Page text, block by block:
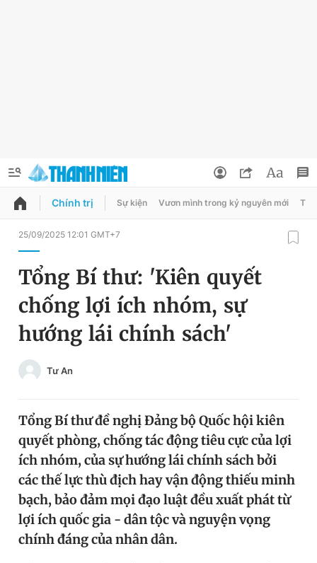
QUẢNG CÁO ĐẶT BÁO
Chuyên mục
Chuyên mục khác
Chào ngày mới
Tin thị trường
Video Magazine
Sản phẩm khác
Tiện ích Bạn cần biết
Đổi mật khẩu
Tin đã lưu
Tin đã xem
Chính trị Sự kiện Vươn mình trong kỷ nguyên mới
25/09/2025 12:01 GMT+7
Tổng Bí thư: 'Kiên quyết
chống lợi ích nhóm, sự
hướng lái chính sách'
Tư An
Tổng Bí thư đề nghị Đảng bộ Quốc hội kiên
quyết phòng, chống tác động tiêu cực của lợi
ích nhóm, của sự hướng lái chính sách bởi
các thế lực thù địch hay vận động thiếu minh
bạch, bảo đảm mọi đạo luật đều xuất phát từ
lợi ích quốc gia - dân tộc và nguyện vọng
chính đáng của nhân dân.